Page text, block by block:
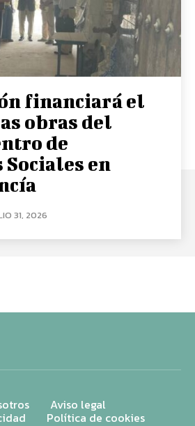
financiará el
obras del
de
en
31, 2026
Aviso legal
Política de cookies